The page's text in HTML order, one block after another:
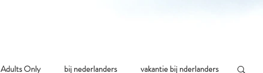
Adults Only bij nederlanders vakantie bij nderlanders